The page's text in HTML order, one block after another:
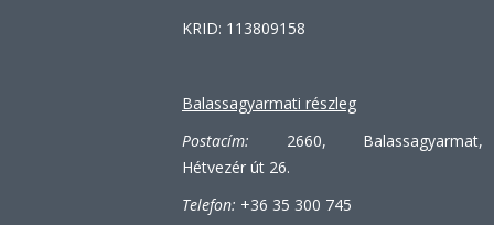
KRID: 113809158
Balassagyarmati részleg
Postacím: 2660, Balassagyarmat,
Hétvezér út 26.
Telefon: +36 35 300 745